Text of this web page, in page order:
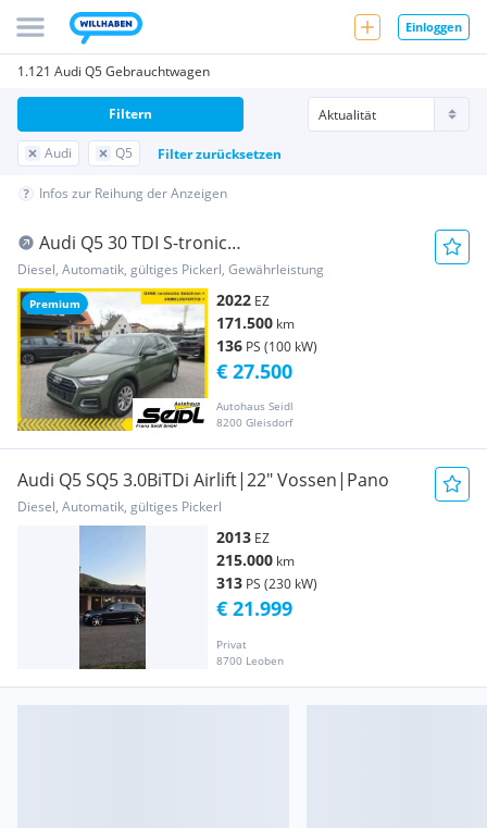
Einloggen
1.121 Audi Q5 Gebrauchtwagen
Audi Q5 Filter zurücksetzen
Filtern
Infos zur Reihung der Anzeigen
Premium
Audi Q5 30 TDI S-tronic
*MATRIX+LEDER+VIRTUAL*
Diesel, Automatik, gültiges Pickerl, Gewährleistung
2022 EZ
171.500 km
136 PS (100 kW)
Autohaus Seidl
8200 Gleisdorf
€ 27.500
Audi Q5 SQ5 3.0BiTDi Airlift|22" Vossen|Pano
Diesel, Automatik, gültiges Pickerl
2013 EZ
215.000 km
313 PS (230 kW)
Privat
8700 Leoben
€ 21.999